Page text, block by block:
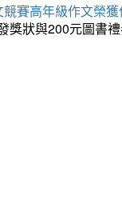
賽高年級作文榮
獎狀與200元圖書